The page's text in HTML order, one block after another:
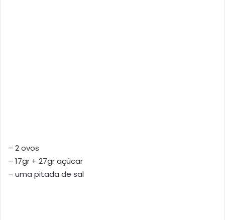
– 2 ovos
– 17gr + 27gr açúcar
– uma pitada de sal